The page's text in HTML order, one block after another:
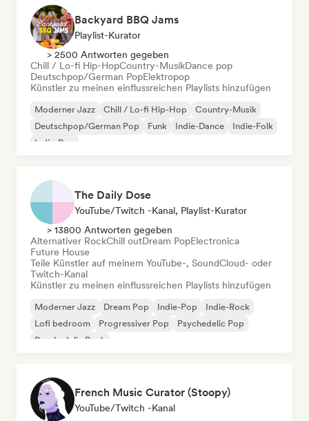
Backyard BBQ Jams
Playlist-Kurator
> 2500 Antworten gegeben
Chill / Lo-fi Hip-HopCountry-MusikDance pop
Deutschpop/German PopElektropop
Künstler zu meinen einflussreichen Playlists hinzufügen
Moderner Jazz Chill / Lo-fi Hip-Hop
Country-Musik
Deutschpop/German Pop
Funk Indie-Dance
Indie-Folk
Indie-Pop
The Daily Dose
YouTube/Twitch -Kanal, Playlist-Kurator
> 13800 Antworten gegeben
Alternativer RockChill outDream PopElectronica
Future House
Teile Künstler auf meinem YouTube-, SoundCloud- oder
Twitch-Kanal
Künstler zu meinen einflussreichen Playlists hinzufügen
Moderner Jazz Dream Pop Indie-Pop
Indie-Rock
Lofi bedroom
Progressiver Pop
Psychedelic Pop
Psychedelic Rock
French Music Curator (Stoopy)
YouTube/Twitch -Kanal